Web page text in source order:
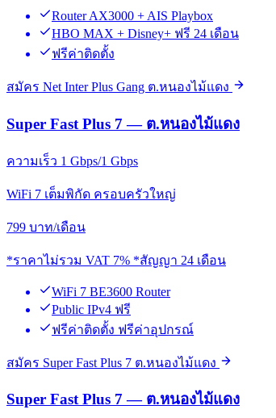
Router AX3000 + AIS Playbox
HBO MAX + Disney+ ฟรี 24 เดือน
ฟรีค่าติดตั้ง
สมัคร Net Inter Plus Gang ต.หนองไม้แดง
Super Fast Plus 7 — ต.หนองไม้แดง
ความเร็ว 1 Gbps/1 Gbps
WiFi 7 เต็มพิกัด ครอบครัวใหญ่
799 บาท/เดือน
*ราคาไม่รวม VAT 7% *สัญญา 24 เดือน
WiFi 7 BE3600 Router
Public IPv4 ฟรี
ฟรีค่าติดตั้ง ฟรีค่าอุปกรณ์
สมัคร Super Fast Plus 7 ต.หนองไม้แดง
Super Fast Plus 7 — ต.หนองไม้แดง